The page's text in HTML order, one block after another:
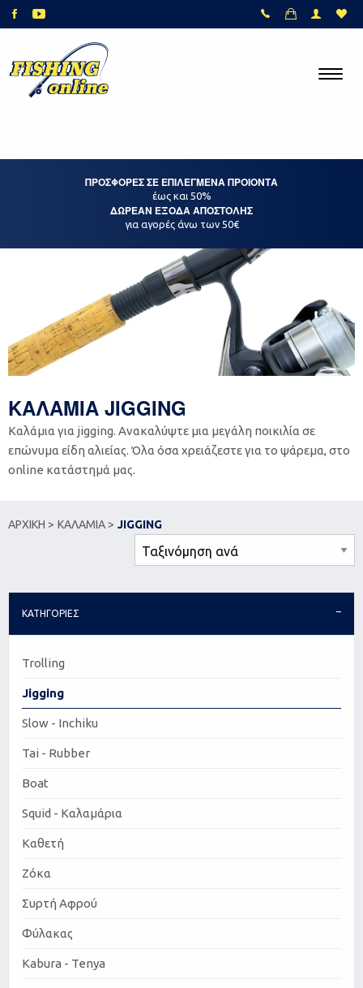
ΠΡΟΣΦΟΡΕΣ ΣΕ ΕΠΙΛΕΓΜΕΝΑ ΠΡΟΙΟΝΤΑ
έως και 50%
ΔΩΡΕΑΝ ΕΞΟΔΑ ΑΠΟΣΤΟΛΗΣ
για αγορές άνω των 50€
ΚΑΛΑΜΙΑ JIGGING
Καλάμια για jigging. Ανακαλύψτε μια μεγάλη ποικιλία σε
επώνυμα είδη αλιείας. Όλα όσα χρειάζεστε για το ψάρεμα, στο
online κατάστημά μας.
ΑΡΧΙΚΗ > ΚΑΛΑΜΙΑ > JIGGING
ΚΑΤΗΓΟΡΙΕΣ
Trolling
Jigging
Slow - Inchiku
Tai - Rubber
Boat
Squid - Καλαμάρια
Καθετή
Ζόκα
Συρτή Αφρού
Φύλακας
Kabura - Tenya